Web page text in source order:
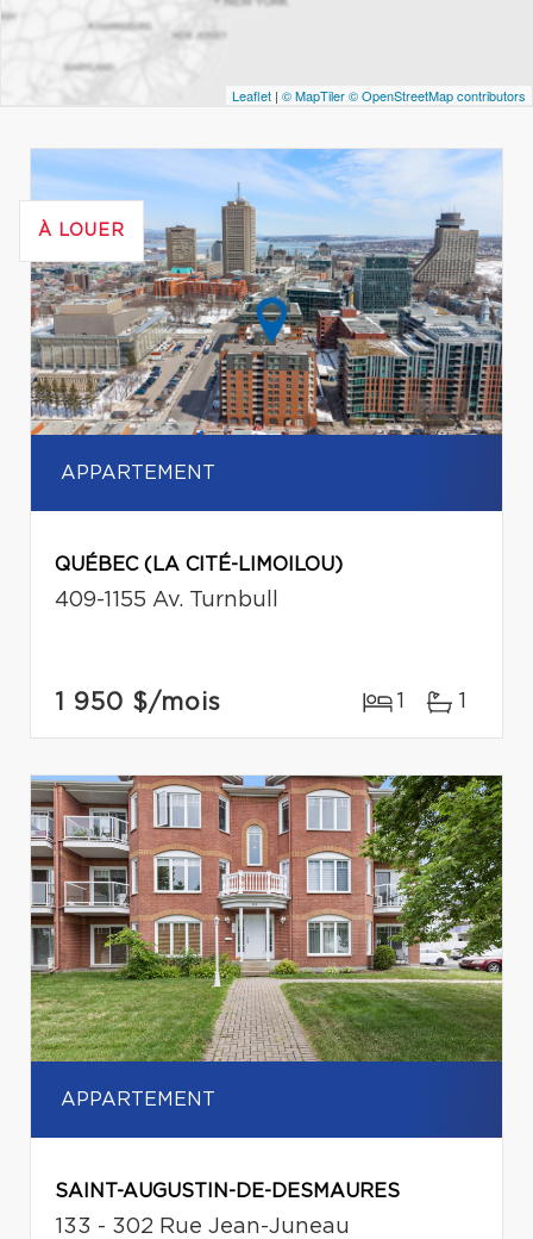
Leaflet | © MapTiler© OpenStreetMap contributors
À LOUER
APPARTEMENT
QUÉBEC (LA CITÉ-LIMOILOU)
409-1155 Av. Turnbull
1 950 $/mois 1 1
APPARTEMENT
SAINT-AUGUSTIN-DE-DESMAURES
133 - 302 Rue Jean-Juneau